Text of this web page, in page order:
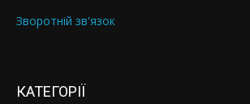
Зворотній зв'язок
КАТЕГОРІЇ